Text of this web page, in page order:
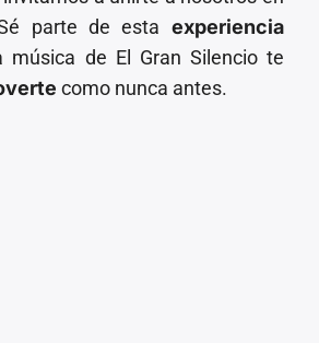
parte de esta experiencia
música de El Gran Silencio te
como nunca antes.